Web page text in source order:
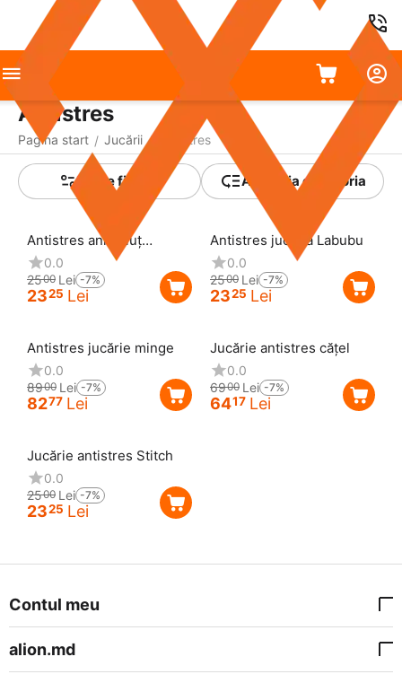
Antistres
Pagina start / Jucării / Antistres
Toate filtrele A detalia categoria
7%
Antistres animăluț
luminoasă
0.0
2325 Lei
2500 Lei -7%
7%
Antistres jucăria Labubu
0.0
2325 Lei
2500 Lei -7%
Antistres jucărie minge
0.0
8277 Lei
8900 Lei -7%
Jucărie antistres cățel
0.0
6417 Lei
6900 Lei -7%
Jucărie antistres Stitch
0.0
2325 Lei
2500 Lei -7%
Contul meu
alion.md